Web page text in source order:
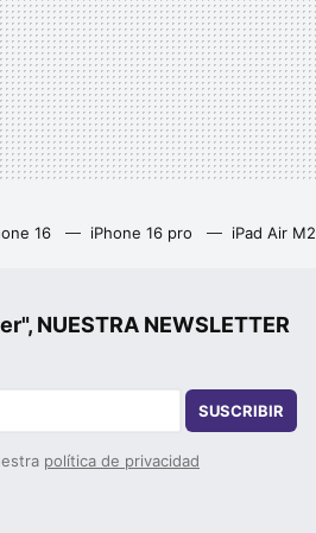
16 iPhone 16 pro iPad Air
NUESTRA NEWSLETTER
SUSCRIBIR
política de privacidad